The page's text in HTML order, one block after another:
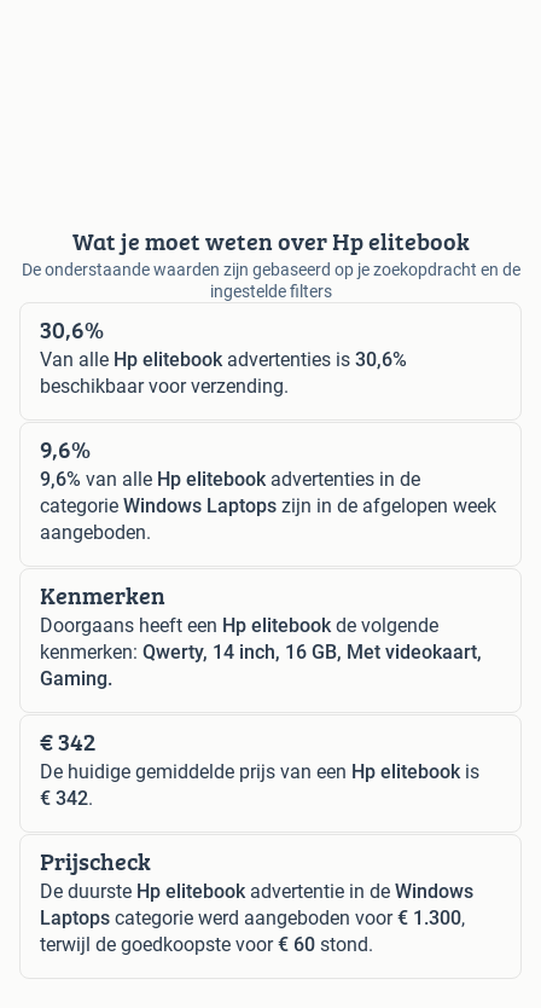
Wat je moet weten over Hp elitebook
De onderstaande waarden zijn gebaseerd op je zoekopdracht en de
ingestelde filters
30,6%
Van alle Hp elitebookadvertenties is 30,6%
beschikbaar voor verzending.
9,6%
9,6% van alle Hp elitebookadvertenties in de
categorie Windows Laptops zijn in de afgelopen week
aangeboden.
Kenmerken
Doorgaans heeft een Hp elitebookde volgende
kenmerken: Qwerty, 14 inch, 16 GB, Met videokaart,
Gaming.
€ 342
De huidige gemiddelde prijs van een Hp elitebookis
€ 342.
Prijscheck
De duurste Hp elitebookadvertentie in de Windows
Laptops categorie werd aangeboden voor€ 1.300,
terwijl de goedkoopste voor€ 60 stond.